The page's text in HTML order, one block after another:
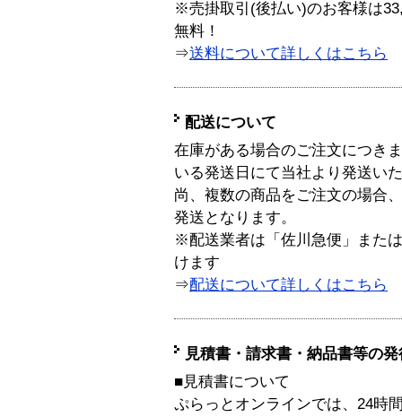
※売掛取引(後払い)のお客様は
無料！
⇒送料について詳しくはこちら
配送について
在庫がある場合のご注文につき
いる発送日にて当社より発送い
尚、複数の商品をご注文の場合
発送となります。
※配送業者は「佐川急便」また
けます
⇒配送について詳しくはこちら
見積書・請求書・納品書等の
■見積書について
ぷらっとオンラインでは、24時